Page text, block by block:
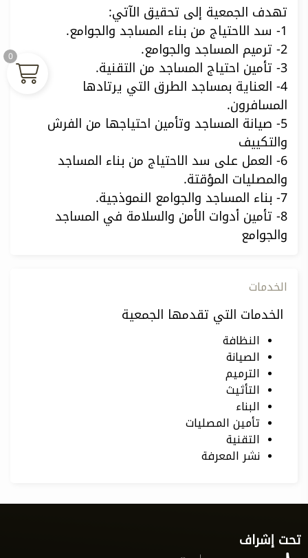
تهدف الجمعية إلى تحقيق الآتي:
1- سد الاحتياج من بناء المساجد والجوامع.
2- ترميم المساجد والجوامع.
3- تأمين احتياج المساجد من التقنية.
4- العناية بمساجد الطرق التي يرتادها
المسافرون.
5- صيانة المساجد وتأمين احتياجها من الفرش
والتكييف
6- العمل على سد الاحتياج من بناء المساجد
والمصليات المؤقتة.
7- بناء المساجد والجوامع النموذجية.
8- تأمين أدوات الأمن والسلامة في المساجد
والجوامع
الخدمات
الخدمات التي تقدمها الجمعية
النظافة
الصيانة
الترميم
التأثيث
البناء
تأمين المصليات
التقنية
نشر المعرفة
تحت إشراف
0